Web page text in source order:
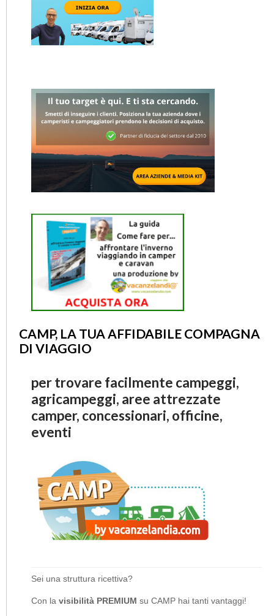
CAMP, LA TUA AFFIDABILE COMPAGNA
DI VIAGGIO
per trovare facilmente campeggi,
agricampeggi, aree attrezzate
camper, concessionari, officine,
eventi
Sei una struttura ricettiva?
Con la visibilità PREMIUM su CAMP hai tanti vantaggi!